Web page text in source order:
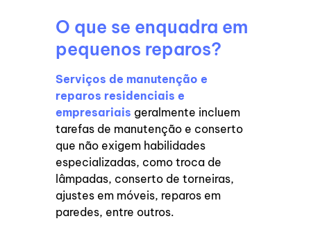
O que se enquadra em
pequenos reparos?
Serviços de manutenção e
reparos residenciais e
empresariais geralmente incluem
tarefas de manutenção e conserto
que não exigem habilidades
especializadas, como troca de
lâmpadas, conserto de torneiras,
ajustes em móveis, reparos em
paredes, entre outros.